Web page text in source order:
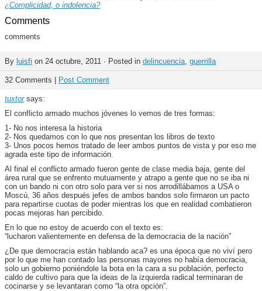
¿Complicidad, o indolencia?
Comments
comments
By luisfi on 24 octubre, 2011 · Posted in delincuencia, guerrilla
32 Comments | Post Comment
tuxtorsays:
El conflicto armado muchos jóvenes lo vemos de tres formas:
1- No nos interesa la historia
2- Nos quedamos con lo que nos presentan los libros de texto
3- Unos pocos hemos tratado de leer ambos puntos de vista y por eso me
agrada este tipo de información.
Al final el conflicto armado fueron gente de clase media baja, gente del
área rural que se enfrento mutuamente y atrapo a gente que no se iba ni
con un bando ni con otro solo para ver si nos arrodillábamos a USA o
Moscú, 36 años después jefes de ambos bandos solo firmaron un pacto
para repartirse cuotas de poder mientras los que en realidad combatieron
pocas mejoras han percibido.
En lo que no estoy de acuerdo con el texto es:
“lucharon valientemente en defensa de la democracia de la nación”
¿De que democracia están hablando aca? es una época que no viví pero
por lo que me han contado las personas mayores no había democracia,
solo un gobierno poniéndole la bota en la cara a su población, perfecto
caldo de cultivo para que la ideas de la izquierda radical terminaran de
cocinarse y se levantaran como “la otra opción”.